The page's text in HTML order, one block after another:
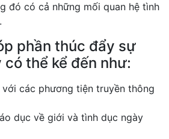
đó có cả những mối quan hệ tình
phần thúc đẩy sự
thể kể đến như:
các phương tiện truyền thông
dục về giới và tình dục ngày